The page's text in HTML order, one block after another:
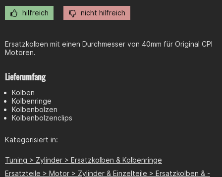
hilfreich nicht hilfreich
Ersatzkolben mit einen Durchmesser von 40mm für Original CPI
Motoren.
Lieferumfang
Kolben
Kolbenringe
Kolbenbolzen
Kolbenbolzenclips
Kategorisiert in:
Tuning > Zylinder > Ersatzkolben & Kolbenringe
Ersatzteile > Motor > Zylinder & Einzelteile > Ersatzkolben & -